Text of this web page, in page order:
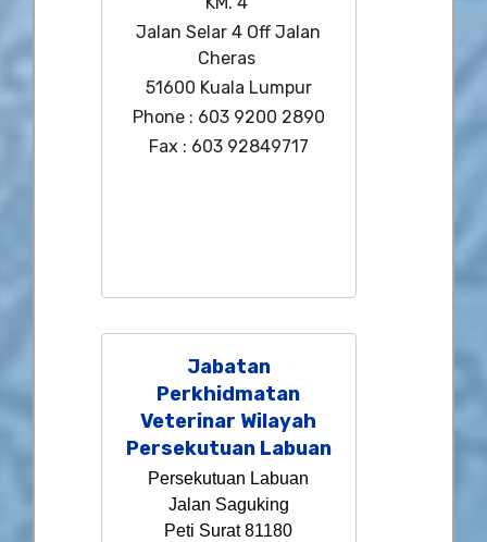
Jalan Selar 4 Off Jalan
Cheras
51600 Kuala Lumpur
Phone : 603 9200 2890
Fax : 603 92849717
Jabatan
Perkhidmatan
Veterinar Wilayah
Persekutuan Labuan
Persekutuan Labuan
Jalan Saguking
Peti Surat 81180